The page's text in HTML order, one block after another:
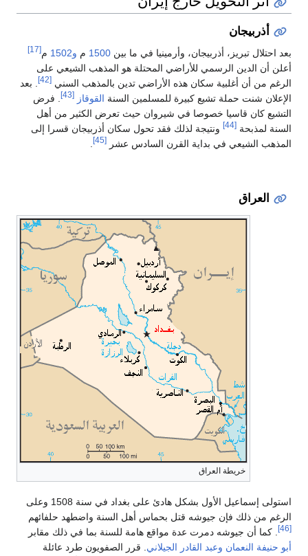
أذربيجان
بعد احتلال تبريز، أذربيجان، وأرمينيا في ما بين 1500 م و1502 م[17]
أعلن أن الدين الرسمي للأراضي المحتلة هو المذهب الشيعي على
الرغم من أن أغلبية سكان هذه الأراضي تدين بالمذهب السني [42]
. بعد
الإعلان شنت حملة تشيع كبيرة للمسلمين السنة القوقاز [43]
. فرض
التشيع كان قاسيا خصوصا في شيروان حيث تعرض الكثير من أهل
السنة لمذبحة [44]
ونتيجة لذلك فقد تحول سكان أذربيجان قسرا إلى
المذهب الشيعي في بداية القرن السادس عشر
[45]
.
العراق
خريطة العراق
استولى إسماعيل الأول بشكل هادئ على بغداد في سنة 1508 وعلى
الرغم من ذلك فإن جيوشه قتل بحماس أهل السنة واضطهد حلفائهم
[46]
. كما أن جيوشه دمرت عدة مواقع هامة للسنة بما في ذلك مقابر
أبو حنيفة النعمان وعبد القادر الجيلاني. قرر الصفويون طرد عائلة